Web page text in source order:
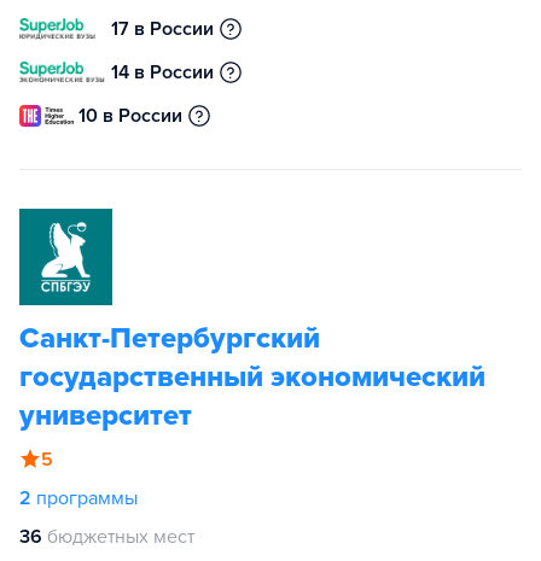
17 в России
14 в России
10 в России
Санкт-Петербургский
государственный экономический
университет
5
2 программы
36 бюджетных мест